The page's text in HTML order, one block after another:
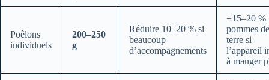
Poêlons
individuels
200–250
g
Réduire 10–20 % si
beaucoup
d’accompagnements
+15–20 %
pommes de
terre si
l’appareil
à manger